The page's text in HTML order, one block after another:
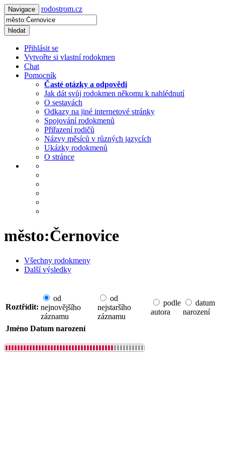
Navigace rodostrom.cz
hledat
Přihlásit se
Vytvořte si vlastní rodokmen
Chat
Pomocník
Časté otázky a odpovědi
Jak dát svůj rodokmen někomu k nahlédnutí
O sestavách
Odkazy na jiné internetové stránky
Spojování rodokmenů
Přiřazení rodičů
Názvy měsíců v různých jazycích
Ukázky rodokmenů
O stránce
město:Černovice
Všechny rodokmeny
Další výsledky
Roztřídit:
od
nejnovějšího
záznamu
od
nejstaršího
záznamu
podle
autora
datum
narození
Jméno Datum narození